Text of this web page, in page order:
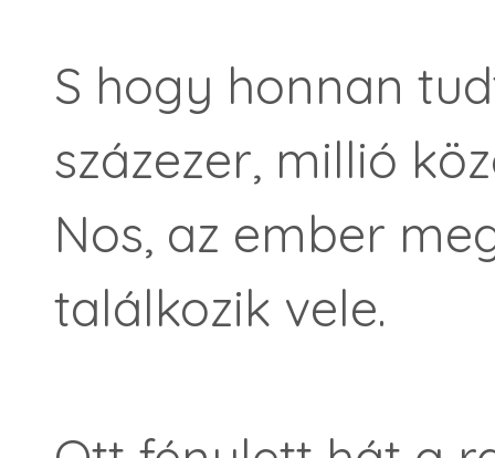
S hogy honnan
százezer, millió
Nos, az ember
találkozik vele.